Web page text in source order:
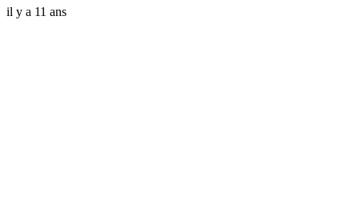
il y a 11 ans